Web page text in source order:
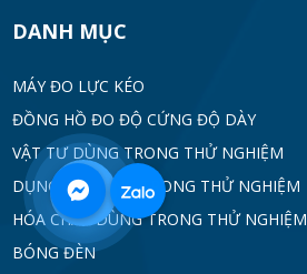
DANH MỤC
MÁY ĐO LỰC KÉO
ĐỒNG HỒ ĐO ĐỘ CỨNG ĐỘ DÀY
VẬT TƯ DÙNG TRONG THỬ NGHIỆM
DỤNG CỤ DÙNG TRONG THỬ NGHIỆM
HÓA CHẤT DÙNG TRONG THỬ NGHIỆM
BÓNG ĐÈN
0968
332